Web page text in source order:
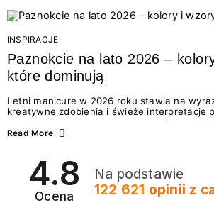
Motywem przewodnim jest eksplorowanie i
letnich momentów. Z tej okazji
wyjątkowego: wielki konkurs z wakacje.pl
najgorętszych trendów w...
INSPIRACJE
Paznokcie na lato 2026 –
które dominują
Letni manicure w 2026 roku stawia na
kreatywne zdobienia i świeże interpretacje
zarówno energetycznych odcieni
2026? Znajdź inspirację dla swojego
Read More
4.8
Ocena
Na podstawie
122 621 opinii z